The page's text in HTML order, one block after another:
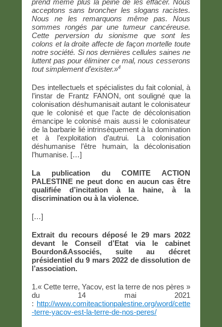
acceptons sans broncher les slogans racistes.
Nous ne les remarquons même pas. Nous
sommes rongés par une tumeur cancéreuse.
Cette perversion du sionisme que sont les
colons et la droite affecte de façon mortelle toute
notre société. Si nos dernières cellules saines ne
luttent pas pour éliminer ce mal, nous cesserons
tout simplement d’exister.»4
Des intellectuels et spécialistes du fait colonial, à
l’instar de Frantz FANON, ont souligné que la
colonisation déshumanisait autant le colonisateur
que le colonisé et que l’acte de décolonisation
émancipe le colonisé mais aussi le colonisateur
de la barbarie lié intrinsèquement à la domination
et à l’exploitation d’autrui. La colonisation
déshumanise l’être humain, la décolonisation
l’humanise. […]
La publication du COMITE ACTION
PALESTINE ne peut donc en aucun cas être
qualifiée d’incitation à la haine, à la
discrimination ou à la violence.
[…]
Extrait du recours déposé le 29 mars 2022
devant le Conseil d’Etat via le cabinet
Bourdon&Associés, suite au décret
présidentiel du 9 mars 2022 de dissolution de
l’association.
1.« Cette terre, Yacov, est la terre de nos pères »
du 14 mai 2021
: http://www.comiteactionpalestine.org/word/cette
-terre-yacov-est-la-terre-de-nos-peres/